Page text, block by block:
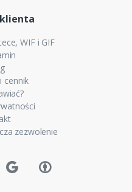
klienta
WIF i GIF
cennik
zezwolenie